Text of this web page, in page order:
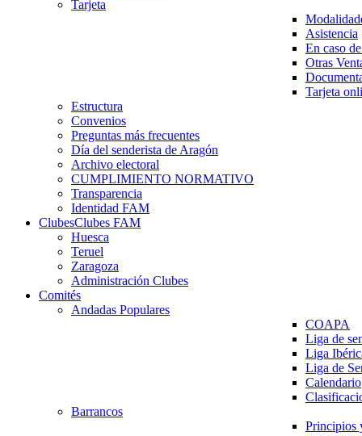
Tarjeta
Asistencia
En caso
Otras
Tarjeta
Estructura
Convenios
Preguntas más frecuentes
Día del senderista de Aragón
Archivo electoral
CUMPLIMIENTO NORMATIVO
Transparencia
Identidad FAM
ClubesClubes FAM
Huesca
Teruel
Zaragoza
Administración Clubes
Comités
Andadas Populares
COAPA
Liga de
Liga
Liga de
Calendario
Barrancos
Principios